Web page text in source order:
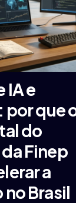
IA e
que
do
da Finep
a
no Brasil